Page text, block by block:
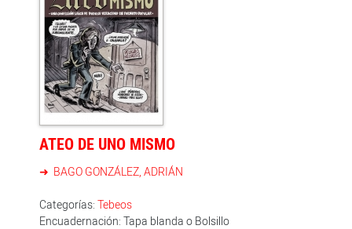
ATEO DE UNO MISMO
BAGO GONZÁLEZ, ADRIÁN
Categorías: Tebeos
Encuadernación: Tapa blanda o Bolsillo